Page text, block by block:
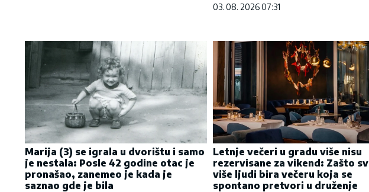
03. 08. 2026 07:31
Marija (3) se igrala u dvorištu i samo
je nestala: Posle 42 godine otac je
pronašao, zanemeo je kada je
saznao gde je bila
Letnje večeri u gradu više nisu
rezervisane za vikend: Zašto
više ljudi bira večeru koja se
spontano pretvori u druženje